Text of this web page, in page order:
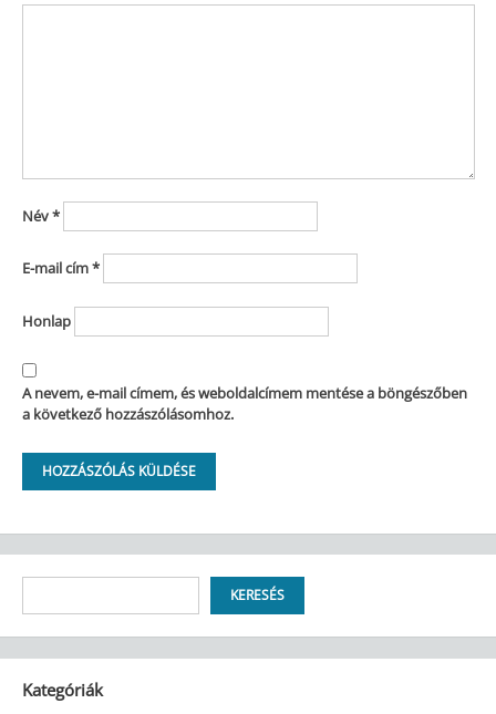
Név*
E-mail cím*
Honlap
A nevem, e-mail címem, és weboldalcímem mentése a böngészőben
a következő hozzászólásomhoz.
KERESÉS
Kategóriák